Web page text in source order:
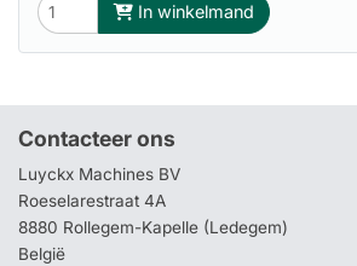
In winkelmand
Contacteer ons
Luyckx Machines BV
Roeselarestraat 4A
8880 Rollegem-Kapelle (Ledegem)
België